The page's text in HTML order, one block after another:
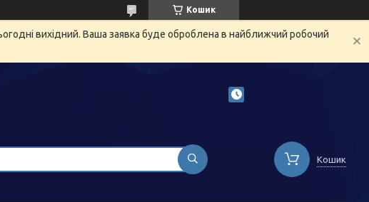
Кошик
вихідний. Ваша заявка буде оброблена в найближчий робочий
Кошик